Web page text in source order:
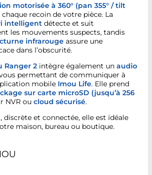
motorisée à 360° (pan 355° / tilt
chaque recoin de votre pièce. La
intelligent détecte et suit
les mouvements suspects, tandis
infrarouge assure une
dans l’obscurité.
Ranger 2 intègre également un audio
permettant de communiquer à
mobile Imou Life. Elle prend
sur carte microSD (jusqu’à 256
NVR ou cloud sécurisé.
discrète et connectée, elle est idéale
maison, bureau ou boutique.